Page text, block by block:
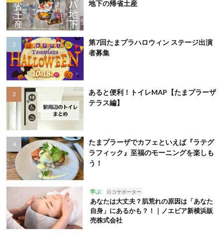
地下の帰省土産
第7回たまプラハロウィン ステージ出演
者募集
あると便利！トイレMAP【たまプラーザ
テラス編】
たまプラーザでカフェといえば『ラテグ
ラフィック』至福のモーニングを楽しも
う！
学ぶ ロコサポーター
あなたは大丈夫？肌荒れの原因は「あなた
自身」にあるかも？！｜ノエビア新横浜販
売株式会社